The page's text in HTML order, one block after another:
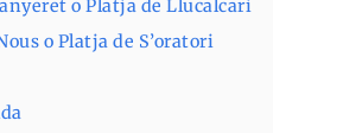
o Platja de Llucalcari
o Platja de S’oratori